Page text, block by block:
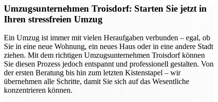
Umzugsunternehmen Troisdorf: Starten Sie jetzt in
Ihren stressfreien Umzug
Ein Umzug ist immer mit vielen Heraufgaben verbunden – egal, ob
Sie in eine neue Wohnung, ein neues Haus oder in eine andere Stadt
ziehen. Mit dem richtigen Umzugsunternehmen Troisdorf können
Sie diesen Prozess jedoch entspannt und professionell gestalten. Von
der ersten Beratung bis hin zum letzten Kistenstapel – wir
übernehmen alle Schritte, damit Sie sich auf das Wesentliche
konzentrieren können.